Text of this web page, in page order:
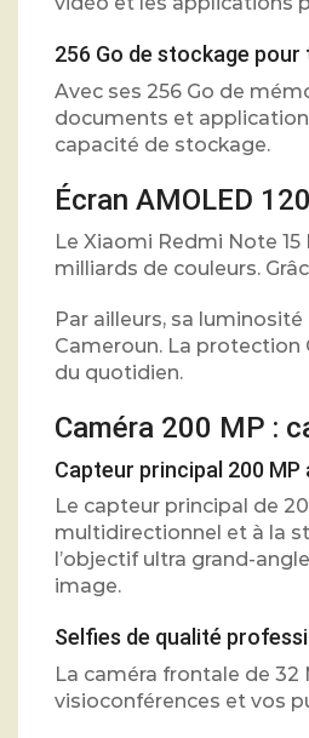
256 Go de stockage
Avec ses 256 Go de
documents et
capacité de stockage.
Écran AMOLED
Le Xiaomi Redmi Note
milliards de couleurs.
Par ailleurs, sa
Cameroun. La protection
du quotidien.
Caméra 200 MP :
Capteur principal 200
Le capteur principal de
multidirectionnel et à la
l’objectif ultra grand-
image.
Selfies de qualité
La caméra frontale de
visioconférences et vos